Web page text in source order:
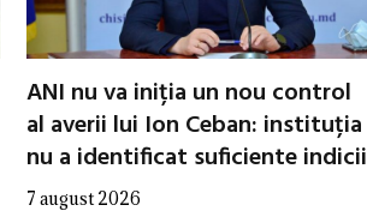
ANI nu va iniția un nou control
al averii lui Ion Ceban: instituția
nu a identificat suficiente indicii
7 august 2026